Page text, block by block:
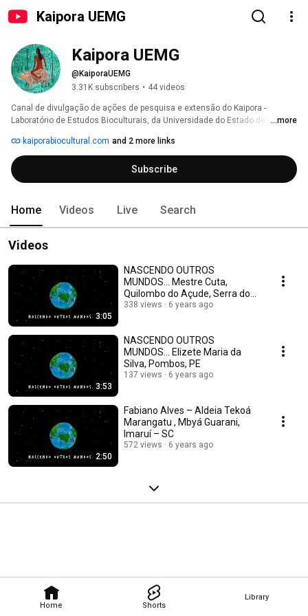
Kaipora UEMG
Home Shorts
Library
Kaipora UEMG
@KaiporaUEMG
3.31K subscribers • 44 videos
Canal de divulgação de ações de pesquisa e extensão do Kaipora -
Laboratório de Estudos Bioculturais, da Universidade do Estado de Minas
...more
kaiporabiocultural.com and 2 more links
Subscribe
Home Videos Live Search
Videos
3:05
NASCENDO OUTROS
MUNDOS... Mestre Cuta,
Quilombo do Açude, Serra do
Cipó - MG
338 views 6 years ago
3:53
NASCENDO OUTROS
MUNDOS... Elizete Maria da
Silva, Pombos, PE
137 views 6 years ago
2:50
Fabiano Alves – Aldeia Tekoá
Marangatu , Mbyá Guarani,
Imaruí – SC
572 views 6 years ago